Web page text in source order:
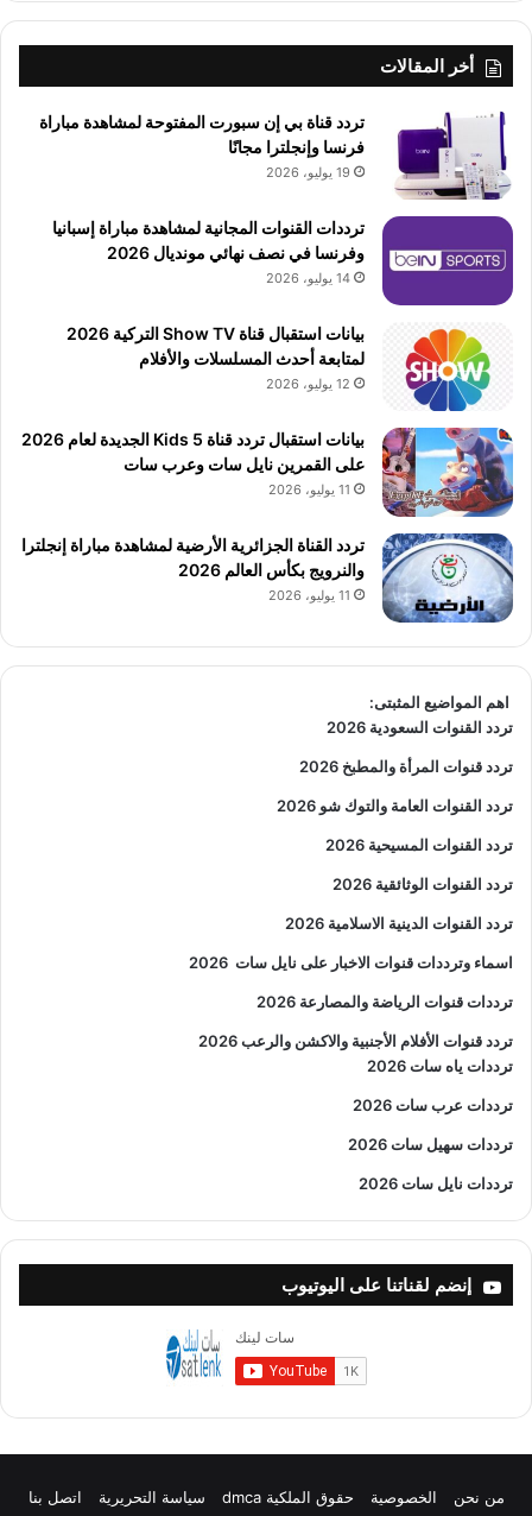
أخر المقالات
تردد قناة بي إن سبورت المفتوحة لمشاهدة مباراة
فرنسا وإنجلترا مجانًا
19 يوليو، 2026
ترددات القنوات المجانية لمشاهدة مباراة إسبانيا
وفرنسا في نصف نهائي مونديال 2026
14 يوليو، 2026
بيانات استقبال قناة Show TV التركية 2026
لمتابعة أحدث المسلسلات والأفلام
12 يوليو، 2026
بيانات استقبال تردد قناة 5 Kids الجديدة لعام 2026
على القمرين نايل سات وعرب سات
11 يوليو، 2026
تردد القناة الجزائرية الأرضية لمشاهدة مباراة إنجلترا
والنرويج بكأس العالم 2026
11 يوليو، 2026
اهم المواضيع المثبتى:
تردد القنوات السعودية 2026
تردد قنوات المرأة والمطبخ 2026
تردد القنوات العامة والتوك شو 2026
تردد القنوات المسيحية 2026
تردد القنوات الوثائقية 2026
تردد القنوات الدينية الاسلامية 2026
اسماء وترددات قنوات الاخبار على نايل سات 2026
ترددات قنوات الرياضة والمصارعة 2026
تردد قنوات الأفلام الأجنبية والاكشن والرعب2026
ترددات ياه سات 2026
ترددات عرب سات 2026
ترددات سهيل سات 2026
ترددات نايل سات 2026
إنضم لقناتنا على اليوتيوب
من نحن الخصوصية حقوق الملكية dmca سياسة التحريرية اتصل بنا